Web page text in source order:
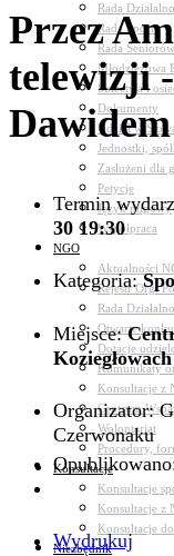
Rada
Rada Sportu
Rada Seniorów
Młodzieżowa
Sołectwa i
Dokumenty
Udział w
Jednostki,
Zasłużeni dla
Petycje
Język migowy
Współpraca
NGO
Aktualności
Rejestr Org.
Rada
Otwarte
Dotacje
Komunikaty
Konsultacje z
Centrum
Wolontariat
Procedury,
Konsultacje
Konsultacje
Konsultacje z
Konsultacje
Niezbędnik
Przez
telewizji
Termin
30 19:30
Kategoria:
Miejsce:
Koziegłowach
Organizator:
Czerwonaku
Wydrukuj